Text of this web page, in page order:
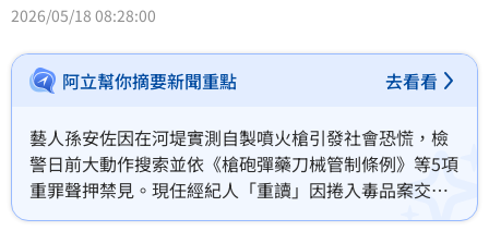
2026/05/18 08:28:00
阿立幫你摘要新聞重點 去看看
藝人孫安佐因在河堤實測自製噴火槍引發社會恐慌，檢
警日前大動作搜索並依《槍砲彈藥刀械管制條例》等5項
重罪聲押禁見。現任經紀人「重讀」因捲入毒品案交保
後火速請辭，坦言管不住孫男脫序行為。反觀曾任AV男